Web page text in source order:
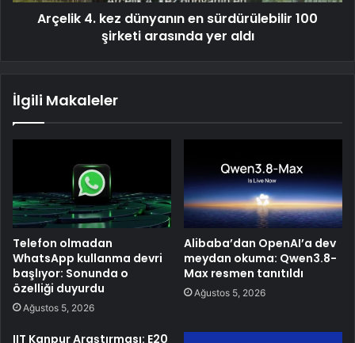
Arçelik 4. kez dünyanın en sürdürülebilir 100
şirketi arasında yer aldı
İlgili Makaleler
Telefon olmadan
WhatsApp kullanma devri
başlıyor: Sonunda o
özelliği duyurdu
Ağustos 5, 2026
Alibaba’dan OpenAI’a dev
meydan okuma: Qwen3.8-
Max resmen tanıtıldı
Ağustos 5, 2026
IIT Kanpur Araştırması: E20